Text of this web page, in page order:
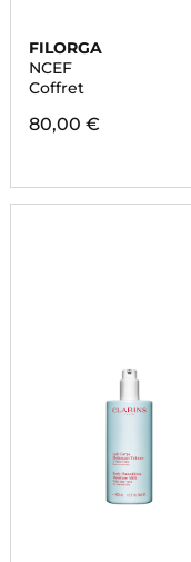
FILORGA
NCEF
Coffret
80,00 €